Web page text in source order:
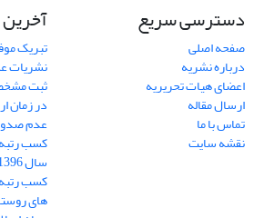
دسترسی سریع
صفحه اصلی
درباره نشریه
اعضای هیات تحریریه
ارسال مقاله
تماس با ما
نقشه سایت
آخرین
تبریک
نشریات
ثبت
در زمان
عدم
سال 1396 نشریات توسط وزارت عتف
کسب
های